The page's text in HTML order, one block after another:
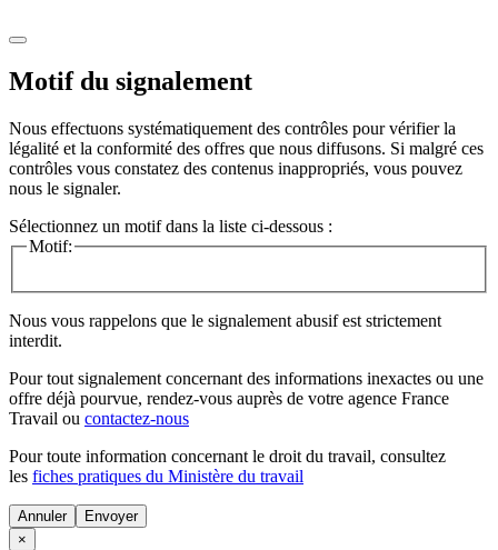
Motif du signalement
Nous effectuons systématiquement des contrôles pour vérifier la
légalité et la conformité des offres que nous diffusons. Si malgré ces
contrôles vous constatez des contenus inappropriés, vous pouvez
nous le signaler.
Sélectionnez un motif dans la liste ci-dessous :
Motif:
Nous vous rappelons que le signalement abusif est strictement
interdit.
Pour tout signalement concernant des informations inexactes ou une
offre déjà pourvue, rendez-vous auprès de votre agence France
Travail ou contactez-nous
Pour toute information concernant le droit du travail, consultez
les fiches pratiques du Ministère du travail
Annuler
×